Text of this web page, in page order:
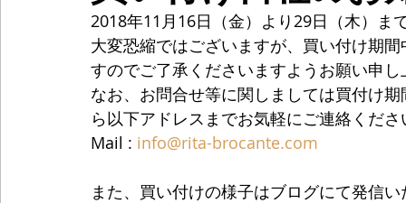
2018年11月16日（金）より29日（木）ま
大変恐縮ではございますが、買い付け期
すのでご了承くださいますようお願い申
なお、お問合せ等に関しましては買付け
ら以下アドレスまでお気軽にご連絡くださ
Mail : info@rita-brocante.com
また、買い付けの様子はブログにて発信